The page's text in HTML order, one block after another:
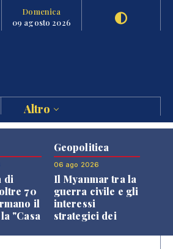
Domenica
09 agosto 2026
Altro
di
70
il
"Casa
Geopolitica
06 ago 2026
Il Myanmar tra la
guerra civile e gli
interessi
strategici dei